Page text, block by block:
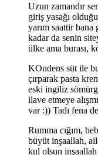
Uzun zamandır
giriş yasağı
yarım saattir bana
kadar da senin
ülke ama burası,
KOndens süt ile
çırparak pasta
eski ingiliz
ilave etmeye
var :)) Tadı fena
Rumma cığım,
büyüt inşaallah,
kul olsun